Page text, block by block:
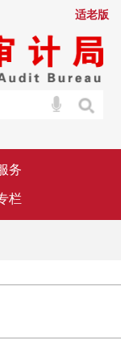
适老版
务
栏